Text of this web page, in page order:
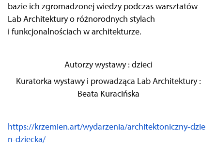
bazie ich zgromadzonej wiedzy podczas warsztatów
Lab Architektury o różnorodnych stylach
i funkcjonalnościach w architekturze.
Autorzy wystawy : dzieci
Kuratorka wystawy i prowadząca Lab Architektury :
Beata Kuracińska
https://krzemien.art/wydarzenia/architektoniczny-dzie
n-dziecka/